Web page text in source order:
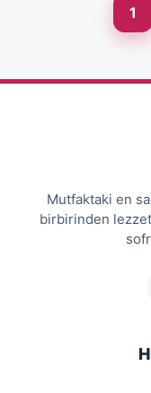
1
Mutfaktaki en
birbirinden